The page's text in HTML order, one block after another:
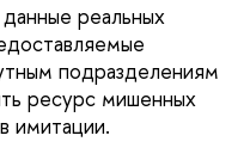
реальных
подразделениям
ресурс мишенных
имитации.